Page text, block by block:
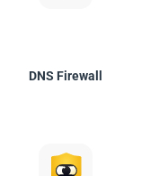
DNS Firewall